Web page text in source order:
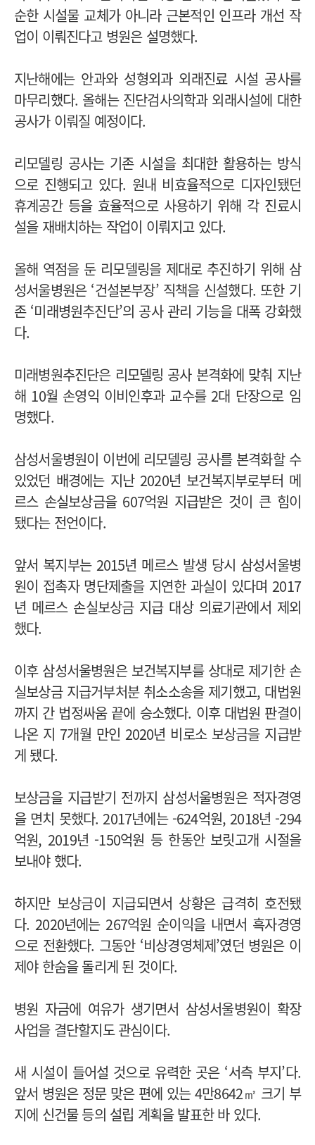
순한 시설물 교체가 아니라 근본적인 인프라 개선 작
업이 이뤄진다고 병원은 설명했다.
지난해에는 안과와 성형외과 외래진료 시설 공사를
마무리했다. 올해는 진단검사의학과 외래시설에 대한
공사가 이뤄질 예정이다.
리모델링 공사는 기존 시설을 최대한 활용하는 방식
으로 진행되고 있다. 원내 비효율적으로 디자인됐던
휴계공간 등을 효율적으로 사용하기 위해 각 진료시
설을 재배치하는 작업이 이뤄지고 있다.
올해 역점을 둔 리모델링을 제대로 추진하기 위해 삼
성서울병원은 ‘건설본부장’ 직책을 신설했다. 또한 기
존 ‘미래병원추진단’의 공사 관리 기능을 대폭 강화했
다.
미래병원추진단은 리모델링 공사 본격화에 맞춰 지난
해 10월 손영익 이비인후과 교수를 2대 단장으로 임
명했다.
삼성서울병원이 이번에 리모델링 공사를 본격화할 수
있었던 배경에는 지난 2020년 보건복지부로부터 메
르스 손실보상금을 607억원 지급받은 것이 큰 힘이
됐다는 전언이다.
앞서 복지부는 2015년 메르스 발생 당시 삼성서울병
원이 접촉자 명단제출을 지연한 과실이 있다며 2017
년 메르스 손실보상금 지급 대상 의료기관에서 제외
했다.
이후 삼성서울병원은 보건복지부를 상대로 제기한 손
실보상금 지급거부처분 취소소송을 제기했고, 대법원
까지 간 법정싸움 끝에 승소했다. 이후 대법원 판결이
나온 지 7개월 만인 2020년 비로소 보상금을 지급받
게 됐다.
보상금을 지급받기 전까지 삼성서울병원은 적자경영
을 면치 못했다. 2017년에는 -624억원, 2018년 -294
억원, 2019년 -150억원 등 한동안 보릿고개 시절을
보내야 했다.
하지만 보상금이 지급되면서 상황은 급격히 호전됐
다. 2020년에는 267억원 순이익을 내면서 흑자경영
으로 전환했다. 그동안 ‘비상경영체제’였던 병원은 이
제야 한숨을 돌리게 된 것이다.
병원 자금에 여유가 생기면서 삼성서울병원이 확장
사업을 결단할지도 관심이다.
새 시설이 들어설 것으로 유력한 곳은 ‘서측 부지’다.
앞서 병원은 정문 맞은 편에 있는 4만8642㎡ 크기 부
지에 신건물 등의 설립 계획을 발표한 바 있다.